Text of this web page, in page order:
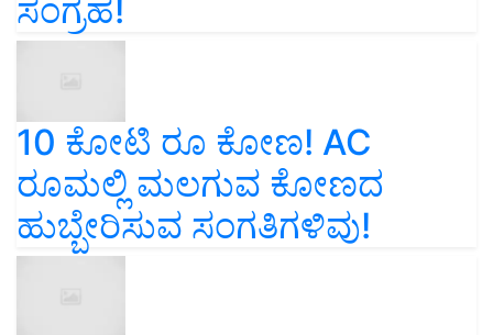
ಸಂಗ್ರಹ!
10 ಕೋಟಿ ರೂ ಕೋಣ! AC
ರೂಮಲ್ಲಿ ಮಲಗುವ ಕೋಣದ
ಹುಬ್ಬೇರಿಸುವ ಸಂಗತಿಗಳಿವು!